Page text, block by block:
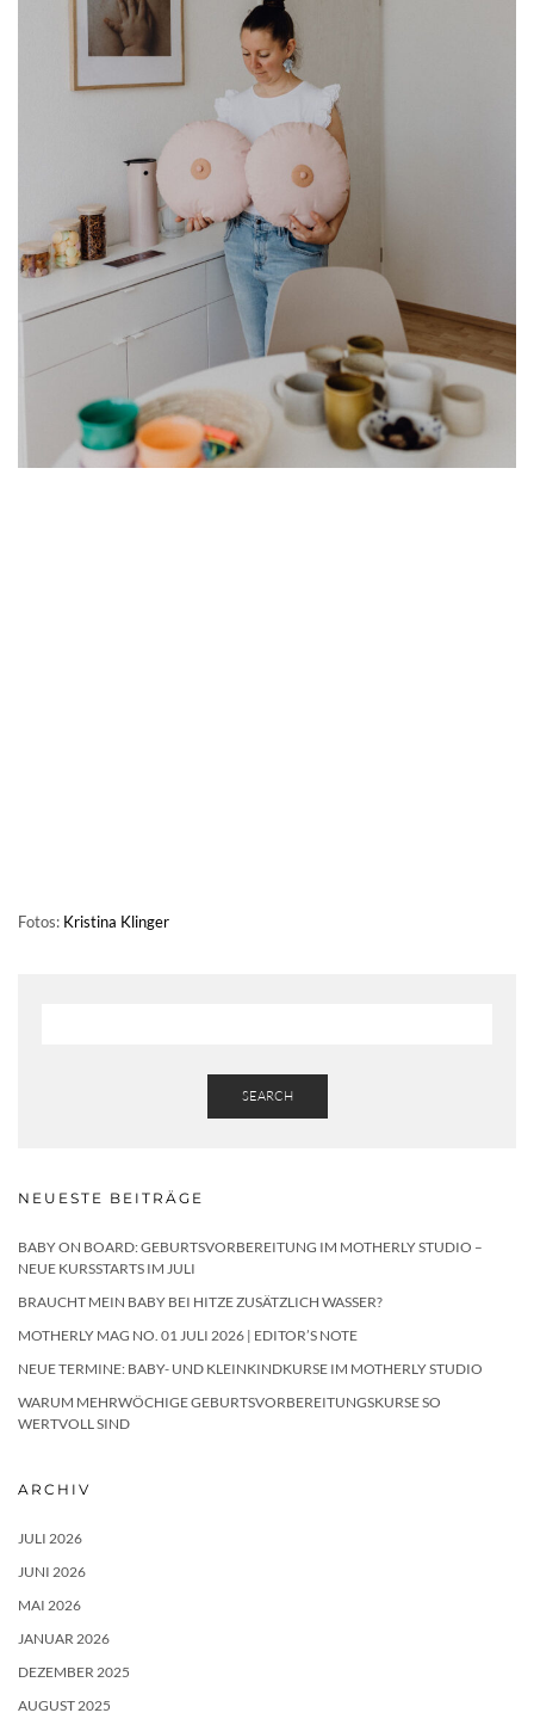
Fotos: Kristina Klinger
SEARCH
NEUESTE BEITRÄGE
BABY ON BOARD: GEBURTSVORBEREITUNG IM MOTHERLY STUDIO –
NEUE KURSSTARTS IM JULI
BRAUCHT MEIN BABY BEI HITZE ZUSÄTZLICH WASSER?
MOTHERLY MAG NO. 01 JULI 2026 | EDITOR’S NOTE
NEUE TERMINE: BABY- UND KLEINKINDKURSE IM MOTHERLY STUDIO
WARUM MEHRWÖCHIGE GEBURTSVORBEREITUNGSKURSE SO
WERTVOLL SIND
ARCHIV
JULI 2026
JUNI 2026
MAI 2026
JANUAR 2026
DEZEMBER 2025
AUGUST 2025